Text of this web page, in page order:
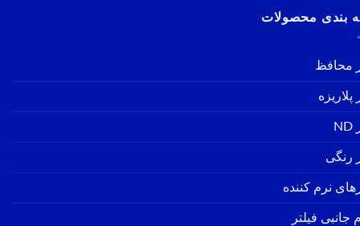
بندی محصولات
محافظ
پلاریزه
رنگی
نرم کننده
جانبی فیلتر